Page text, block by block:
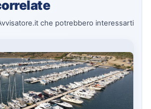
che potrebbero interessarti